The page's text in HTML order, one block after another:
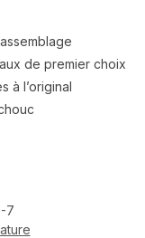
de premier choix
à l’original
7